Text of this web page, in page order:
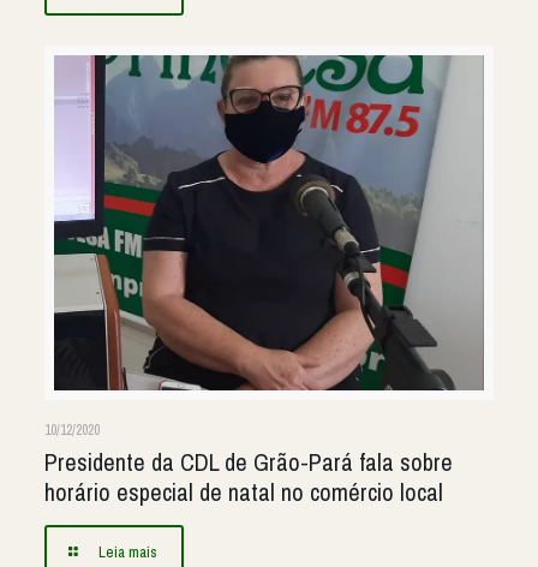
10/12/2020
Presidente da CDL de Grão-Pará fala sobre
horário especial de natal no comércio local
Leia mais